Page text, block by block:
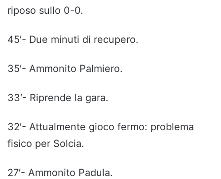
riposo sullo 0-0.
45′- Due minuti di recupero.
35′- Ammonito Palmiero.
33′- Riprende la gara.
32′- Attualmente gioco fermo: problema
fisico per Solcia.
27′- Ammonito Padula.